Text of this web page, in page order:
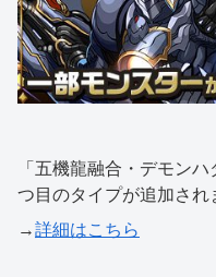
「五機龍融合・デモン
つ目のタイプが追加され
→詳細はこちら